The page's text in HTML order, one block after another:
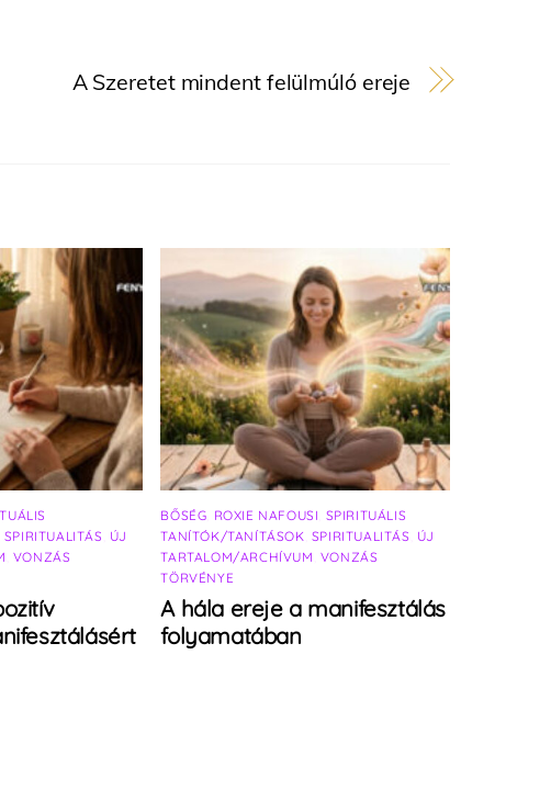
A Szeretet mindent felülmúló ereje
SPIRITUALITÁS ÚJ
VONZÁS
BŐSÉG ROXIE NAFOUSI SPIRITUÁLIS
TANÍTÓK/TANÍTÁSOK SPIRITUALITÁS ÚJ
TARTALOM/ARCHÍVUM VONZÁS
TÖRVÉNYE
A hála ereje a manifesztálás
folyamatában